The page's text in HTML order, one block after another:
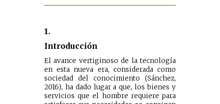
1.
Introducción
El avance vertiginoso de la tecnología
en esta nueva era, considerada como
sociedad del conocimiento (Sánchez,
2016), ha dado lugar a que, los bienes y
servicios que el hombre requiere para